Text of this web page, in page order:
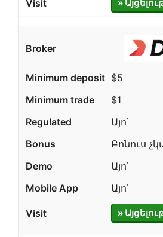
»
$5
$1
Այո՛
Բոնուս
Այո՛
Այո՛
»